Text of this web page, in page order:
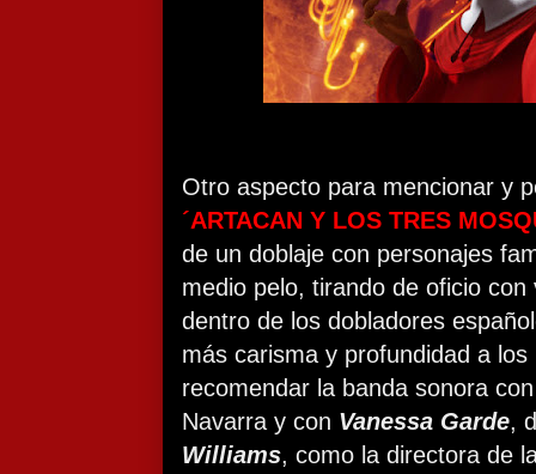
Otro aspecto para mencionar y
´ARTACAN Y LOS TRES
de un doblaje con personajes
medio pelo, tirando de oficio
dentro de los dobladores
más carisma y profundidad a los
recomendar la banda sonora
Navarra y con Vanessa Garde,
Williams, como la directora de